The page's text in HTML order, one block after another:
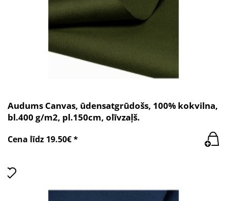
Audums Canvas, ūdensatgrūdošs, 100% kokvilna,
bl.400 g/m2, pl.150cm, olīvzaļš.
Cena līdz 19.50€ *